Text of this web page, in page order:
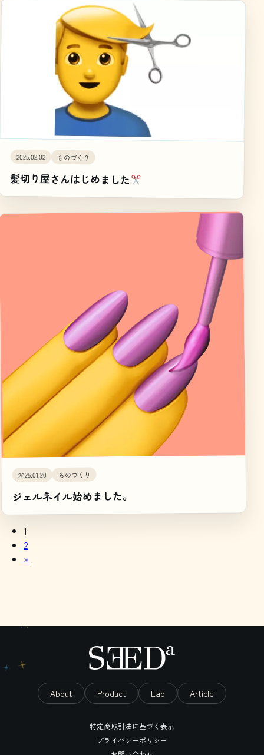
2025.02.02 ものづくり
髪切り屋さんはじめました
2025.01.20 ものづくり
ジェルネイル始めました。
1
2
»
About Product Lab Article
特定商取引法に基づく表示
プライバシーポリシー